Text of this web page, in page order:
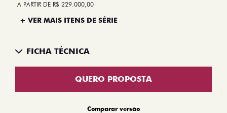
A PARTIR DE R$ 229.000,00
+ VER MAIS ITENS DE SÉRIE
FICHA TÉCNICA
QUERO PROPOSTA
Comparar versão